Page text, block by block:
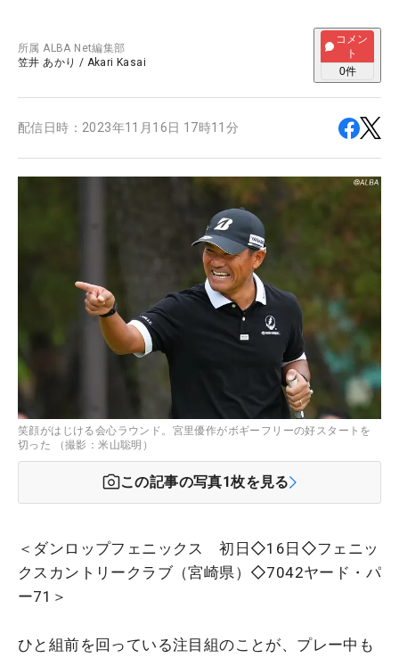
所属ALBA Net編集部
笠井 あかり / Akari Kasai
コメン
ト
0件
配信日時： 2023年11月16日 17時11分
笑顔がはじける会心ラウンド。宮里優作がボギーフリーの好スタートを
切った （撮影：米山聡明）
この記事の写真1枚を見る
＜ダンロップフェニックス 初日◇16日◇フェニッ
クスカントリークラブ（宮崎県）◇7042ヤード・パ
ー71＞
ひと組前を回っている注目組のことが、プレー中も